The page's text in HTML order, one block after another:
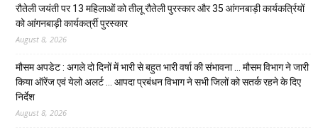
रौतेली जयंती पर 13 महिलाओं को तीलू रौतेली पुरस्कार और 35 आंगनबाड़ी कार्यकर्त्रियों
को आंगनबाड़ी कार्यकर्त्री पुरस्कार
August 8, 2026
मौसम अपडेट : अगले दो दिनों में भारी से बहुत भारी वर्षा की संभावना … मौसम विभाग ने जारी
किया ऑरेंज एवं येलो अलर्ट … आपदा प्रबंधन विभाग ने सभी जिलों को सतर्क रहने के दिए
निर्देश
August 8, 2026